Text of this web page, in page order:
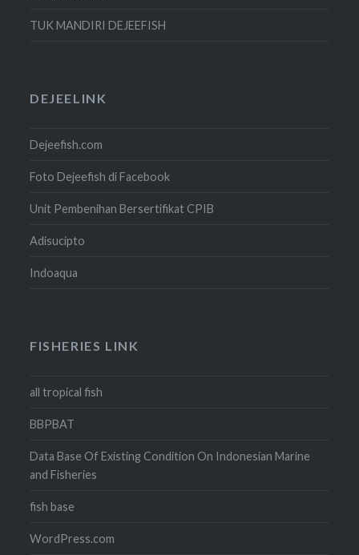
TUK MANDIRI DEJEEFISH
DEJEELINK
Dejeefish.com
Foto Dejeefish di Facebook
Unit Pembenihan Bersertifikat CPIB
Adisucipto
Indoaqua
FISHERIES LINK
all tropical fish
BBPBAT
Data Base Of Existing Condition On Indonesian Marine
and Fisheries
fish base
WordPress.com